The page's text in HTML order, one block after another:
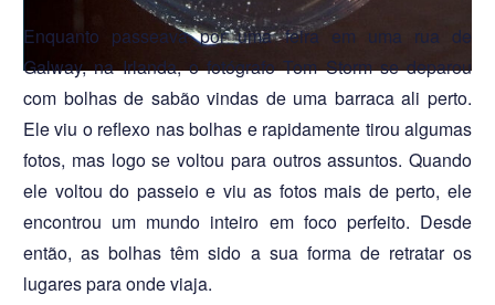
Enquanto passeava por uma feira em uma rua de
Galway, na Irlanda, o fotógrafo Tom Storm se deparou
com bolhas de sabão vindas de uma barraca ali perto.
Ele viu o reflexo nas bolhas e rapidamente tirou algumas
fotos, mas logo se voltou para outros assuntos. Quando
ele voltou do passeio e viu as fotos mais de perto, ele
encontrou um mundo inteiro em foco perfeito. Desde
então, as bolhas têm sido a sua forma de retratar os
lugares para onde viaja.